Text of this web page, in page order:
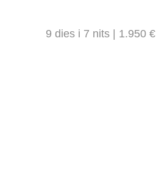
9 dies i 7 nits | 1.950 €